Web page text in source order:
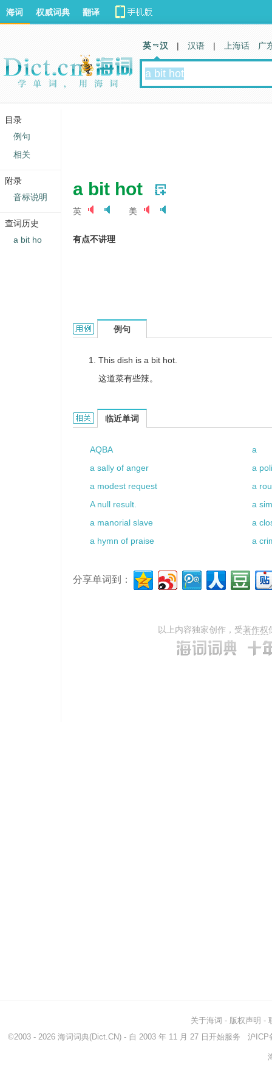
a bit hot
英 美
有点不讲理
a bit hot的用法和样例：
例句
This dish is a bit hot.
这道菜有些辣。
a bit hot的相关资料：
临近单词
AQBA
a
a sally of anger
a
a modest request
a
A null result.
a
a manorial slave
a
a hymn of praise
a
分享单词到：
以上内容独家创作，受著作权
海词 权威词典 翻译
英 汉 | 汉语 | 上海话 广
关于海词 - 版权声明 -
©2003 - 2026 海词词典(Dict.CN) - 自 2003 年 11 月 27 日开始服务 沪ICP
目录
例句
相关
附录
音标说明
查词历史
a bit ho